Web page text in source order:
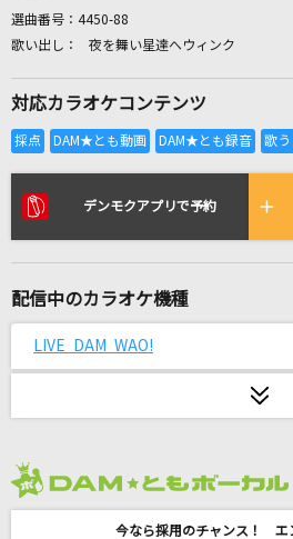
全国りれき
リアルタイムで歌われて
[生音]水平線
今年最高の日を
選曲番号： 4450-88
夜を舞い星達へウィンク
対応カラオケコンテンツ
デンモクアプリで予約
配信中のカラオケ機種
LIVE DAM WAO!
今なら採用のチャンス！ エ